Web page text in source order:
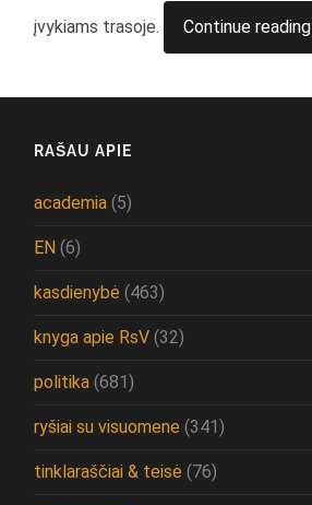
įvykiams trasoje.
Continue reading
RAŠAU APIE
academia (5)
EN (6)
kasdienybė (463)
knyga apie RsV (32)
politika (681)
ryšiai su visuomene (341)
tinklaraščiai & teisė (76)